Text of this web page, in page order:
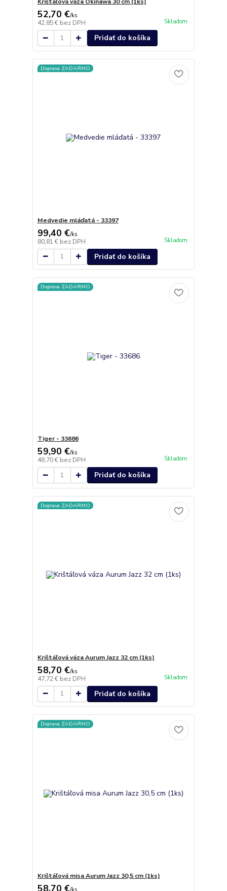
Krištáľová váza Okinawa 30 cm (1ks)
52,70 €/ks
42,85 € bez DPH Skladom
Pridať do košíka
Doprava ZADARMO
Medvedie mláďatá - 33397
99,40 €/ks
80,81 € bez DPH Skladom
Pridať do košíka
Doprava ZADARMO
Tiger - 33686
59,90 €/ks
48,70 € bez DPH Skladom
Pridať do košíka
Doprava ZADARMO
Krištáľová váza Aurum Jazz 32 cm (1ks)
58,70 €/ks
47,72 € bez DPH Skladom
Pridať do košíka
Doprava ZADARMO
Krištáľová misa Aurum Jazz 30,5 cm (1ks)